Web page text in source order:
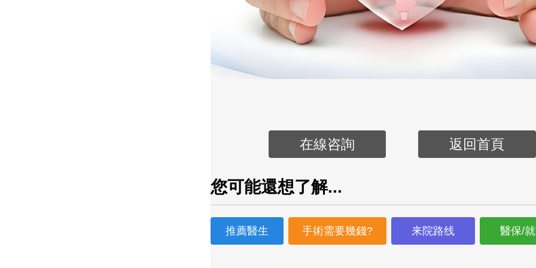
在線咨詢 返回首頁
您可能還想了解...
推薦醫生 手術需要幾錢? 来院路线 醫保/